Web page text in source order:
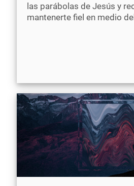
las parábolas de Jesús y
mantenerte fiel en medio